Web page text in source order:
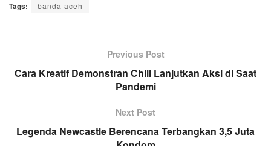
o
i
r
a
p
r
a
m
Tags: banda aceh
Previous Post
Cara Kreatif Demonstran Chili Lanjutkan Aksi di Saat
Pandemi
Next Post
Legenda Newcastle Berencana Terbangkan 3,5 Juta